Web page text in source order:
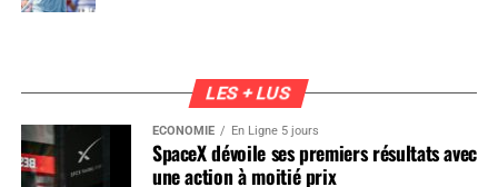
LES + LUS
ÉCONOMIE En Ligne 5 jours
SpaceX dévoile ses premiers résultats avec
une action à moitié prix